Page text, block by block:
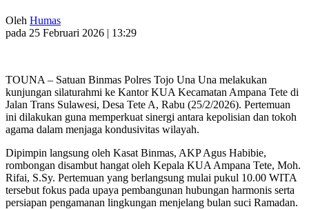
Oleh Humas
pada 25 Februari 2026 | 13:29
TOUNA – Satuan Binmas Polres Tojo Una Una melakukan
kunjungan silaturahmi ke Kantor KUA Kecamatan Ampana Tete di
Jalan Trans Sulawesi, Desa Tete A, Rabu (25/2/2026). Pertemuan
ini dilakukan guna memperkuat sinergi antara kepolisian dan tokoh
agama dalam menjaga kondusivitas wilayah.
Dipimpin langsung oleh Kasat Binmas, AKP Agus Habibie,
rombongan disambut hangat oleh Kepala KUA Ampana Tete, Moh.
Rifai, S.Sy. Pertemuan yang berlangsung mulai pukul 10.00 WITA
tersebut fokus pada upaya pembangunan hubungan harmonis serta
persiapan pengamanan lingkungan menjelang bulan suci Ramadan.